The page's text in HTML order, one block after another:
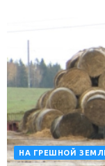
НА ГРЕШНОЙ